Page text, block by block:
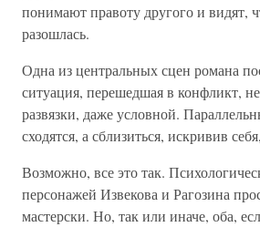
понимают правоту другого и видят,
разошлась.
Одна из центральных сцен романа
ситуация, перешедшая в конфликт,
развязки, даже условной.
сходятся, а сблизиться, искривив
Возможно, все это так.
персонажей Извекова и Рагозина
мастерски. Но, так или иначе, оба,